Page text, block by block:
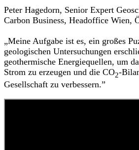
Peter Hagedorn, Senior Expert
Carbon Business, Headoffice Wien,
„Meine Aufgabe ist es, ein großes
geologischen Untersuchungen
geothermische Energiequellen, um
Strom zu erzeugen und die CO2-
Gesellschaft zu verbessern.”